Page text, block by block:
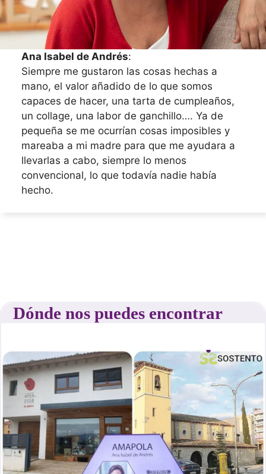
Ana Isabel de Andrés:
Siempre me gustaron las cosas hechas a
mano, el valor añadido de lo que somos
capaces de hacer, una tarta de cumpleaños,
un collage, una labor de ganchillo…. Ya de
pequeña se me ocurrían cosas imposibles y
mareaba a mi madre para que me ayudara a
llevarlas a cabo, siempre lo menos
convencional, lo que todavía nadie había
hecho.
Dónde nos puedes encontrar